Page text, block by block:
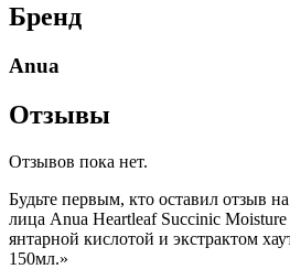
Бренд
Anua
Отзывы
Отзывов пока нет.
Будьте первым, кто оставил отзыв
лица Anua Heartleaf Succinic Moisture
янтарной кислотой и экстрактом
150мл.»